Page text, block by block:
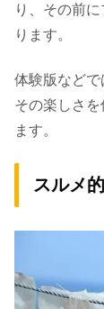
り、その前
ります。
体験版などで
その楽しさ
ます。
スルメ